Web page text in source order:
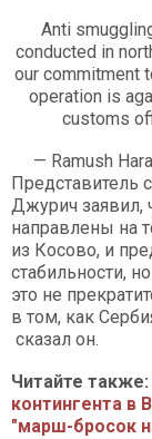
Anti
conducted in
our commitment
operation is
customs
— Ramush
Представитель
Джурич заявил,
направлены на
из Косово, и
стабильности,
это не
в том, как
сказал он.
Читайте также:
контингента в
"марш-бросок